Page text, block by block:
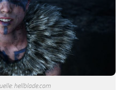
hellblade.com